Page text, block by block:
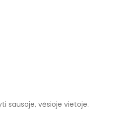
sausoje, vėsioje vietoje.